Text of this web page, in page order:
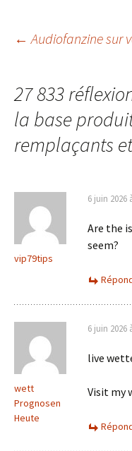
des
articles
← Audiofanzine sur
27 833
la base
remplaçants
vip79tips
6 juin 2026
Are the
seem?
wett
Prognosen
Heute
6 juin 2026
live
Visit my